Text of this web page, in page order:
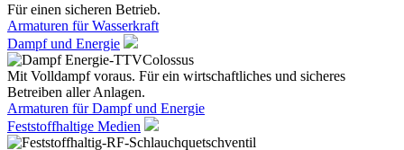
Für einen sicheren Betrieb.
Armaturen für Wasserkraft
Dampf und Energie
Mit Volldampf voraus. Für ein wirtschaftliches und sicheres
Betreiben aller Anlagen.
Armaturen für Dampf und Energie
Feststoffhaltige Medien